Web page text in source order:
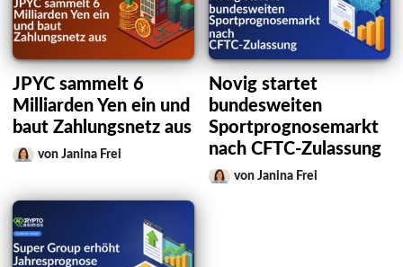
JPYC sammelt 6
Milliarden Yen ein und
baut Zahlungsnetz aus
von Janina Frei
Novig startet
bundesweiten
Sportprognosemarkt
nach CFTC-Zulassung
von Janina Frei